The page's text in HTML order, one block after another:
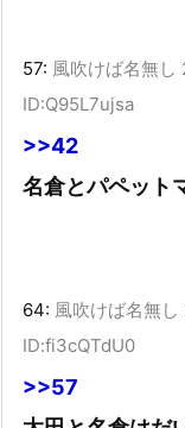
57: 風吹けば名無し
ID:Q95L7ujsa
>>42
名倉とパペット
64: 風吹けば名無し
ID:fi3cQTdU0
>>57